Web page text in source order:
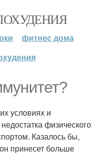
фитнес дома
условиях и
физического
Казалось бы,
принесет больше